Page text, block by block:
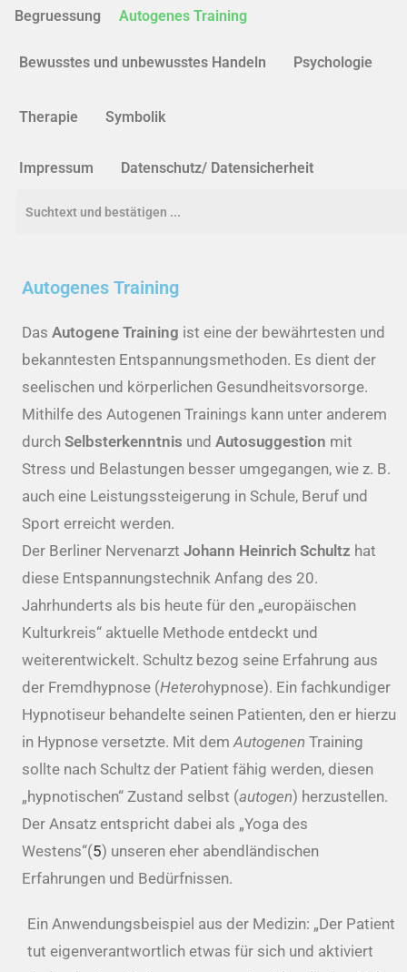
Begruessung Autogenes Training
Bewusstes und unbewusstes Handeln Psychologie
Therapie Symbolik
Impressum Datenschutz/ Datensicherheit
Autogenes Training
Das Autogene Training ist eine der bewährtesten und
bekanntesten Entspannungsmethoden. Es dient der
seelischen und körperlichen Gesundheitsvorsorge.
Mithilfe des Autogenen Trainings kann unter anderem
durch Selbsterkenntnis und Autosuggestion mit
Stress und Belastungen besser umgegangen, wie z. B.
auch eine Leistungssteigerung in Schule, Beruf und
Sport erreicht werden.
Der Berliner Nervenarzt Johann Heinrich Schultz hat
diese Entspannungstechnik Anfang des 20.
Jahrhunderts als bis heute für den „europäischen
Kulturkreis“ aktuelle Methode entdeckt und
weiterentwickelt. Schultz bezog seine Erfahrung aus
der Fremdhypnose (Heterohypnose). Ein fachkundiger
Hypnotiseur behandelte seinen Patienten, den er hierzu
in Hypnose versetzte. Mit demAutogenen Training
sollte nach Schultz der Patient fähig werden, diesen
„hypnotischen“ Zustand selbst (autogen) herzustellen.
Der Ansatz entspricht dabei als „Yoga des
Westens“(5) unseren eher abendländischen
Erfahrungen und Bedürfnissen.
Ein Anwendungsbeispiel aus der Medizin: „Der Patient
tut eigenverantwortlich etwas für sich und aktiviert